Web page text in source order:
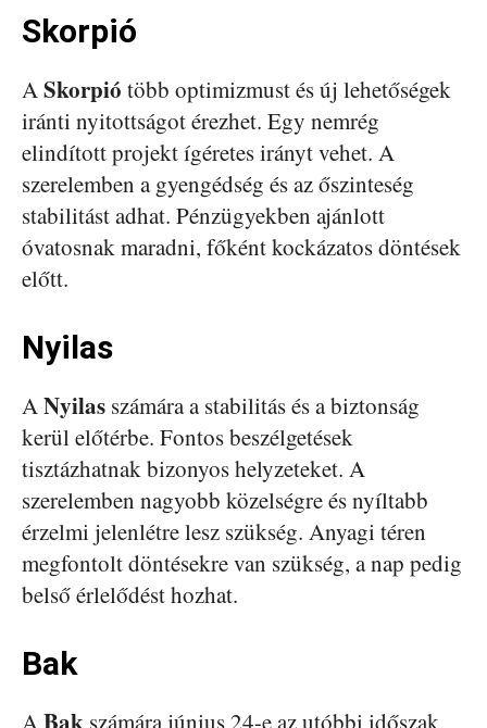
Skorpió
ASkorpió több optimizmust és új lehetőségek
iránti nyitottságot érezhet. Egy nemrég
elindított projekt ígéretes irányt vehet. A
szerelemben a gyengédség és az őszinteség
stabilitást adhat. Pénzügyekben ajánlott
óvatosnak maradni, főként kockázatos döntések
előtt.
Nyilas
ANyilas számára a stabilitás és a biztonság
kerül előtérbe. Fontos beszélgetések
tisztázhatnak bizonyos helyzeteket. A
szerelemben nagyobb közelségre és nyíltabb
érzelmi jelenlétre lesz szükség. Anyagi téren
megfontolt döntésekre van szükség, a nap pedig
belső érlelődést hozhat.
Bak
A Bak számára június 24-e az utóbbi időszak